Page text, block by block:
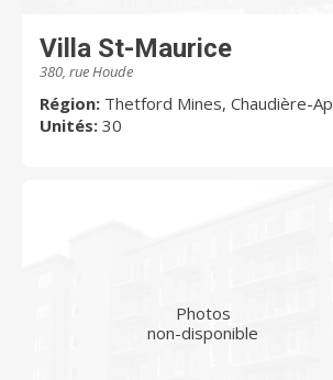
Villa St-Maurice
380, rue Houde
Région: Thetford Mines, Chaudière-
Unités: 30
Photos
non-disponible